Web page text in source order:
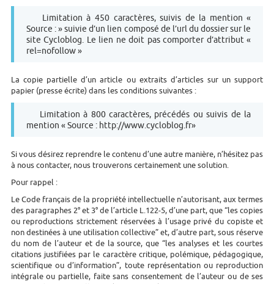
Limitation à 450 caractères, suivis de la mention «
Source : » suivie d’un lien composé de l’url du dossier sur le
site Cycloblog. Le lien ne doit pas comporter d’attribut «
rel=nofollow »
La copie partielle d’un article ou extraits d’articles sur un support
papier (presse écrite) dans les conditions suivantes :
Limitation à 800 caractères, précédés ou suivis de la
mention « Source : http://www.cycloblog.fr»
Si vous désirez reprendre le contenu d’une autre manière, n’hésitez pas
à nous contacter, nous trouverons certainement une solution.
Pour rappel :
Le Code français de la propriété intellectuelle n’autorisant, aux termes
des paragraphes 2° et 3° de l’article L.122-5, d’une part, que “les copies
ou reproductions strictement réservées à l’usage privé du copiste et
non destinées à une utilisation collective” et, d’autre part, sous réserve
du nom de l’auteur et de la source, que “les analyses et les courtes
citations justifiées par le caractère critique, polémique, pédagogique,
scientifique ou d’information”, toute représentation ou reproduction
intégrale ou partielle, faite sans consentement de l’auteur ou de ses